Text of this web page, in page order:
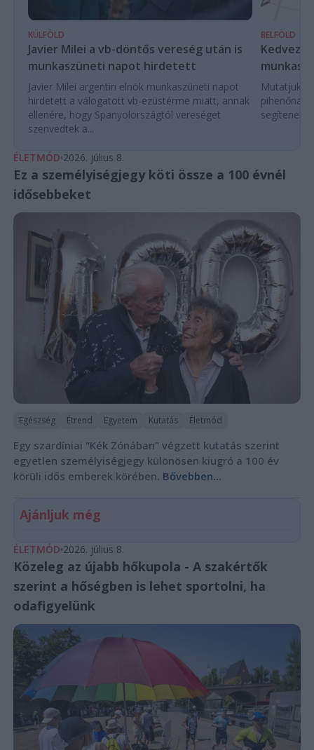
KÜLFÖLD
Javier Milei a vb-döntős vereség után is
munkaszüneti napot hirdetett
Javier Milei argentin elnök munkaszüneti napot
hirdetett a válogatott vb-ezüstérme miatt, annak
ellenére, hogy Spanyolországtól vereséget
szenvedtek a...
BELFÖLD
Kedvező
Mutatjuk a
segítenek
ÉLETMÓD 2026. július 8.
Ez a személyiségjegy köti össze a 100 évnél
idősebbeket
Egészség Étrend Egyetem Kutatás Életmód
Egy szardíniai "Kék Zónában" végzett kutatás szerint
egyetlen személyiségjegy különösen kiugró a 100 év
körüli idős emberek körében. Bővebben...
Ajánljuk még
ÉLETMÓD 2026. július 8.
Közeleg az újabb hőkupola - A szakértők
szerint a hőségben is lehet sportolni, ha
odafigyelünk